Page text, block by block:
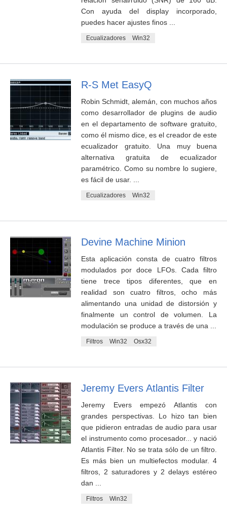
Con ayuda del display incorporado,
puedes hacer ajustes finos ...
Ecualizadores Win32
R-S Met EasyQ
Robin Schmidt, alemán, con muchos años
como desarrollador de plugins de audio
en el departamento de software gratuito,
como él mismo dice, es el creador de este
ecualizador gratuito. Una muy buena
alternativa gratuita de ecualizador
paramétrico. Como su nombre lo sugiere,
es fácil de usar. ...
Ecualizadores Win32
Devine Machine Minion
Esta aplicación consta de cuatro filtros
modulados por doce LFOs. Cada filtro
tiene trece tipos diferentes, que en
realidad son cuatro filtros, ocho más
alimentando una unidad de distorsión y
finalmente un control de volumen. La
modulación se produce a través de una ...
Filtros Win32 Osx32
Jeremy Evers Atlantis Filter
Jeremy Evers empezó Atlantis con
grandes perspectivas. Lo hizo tan bien
que pidieron entradas de audio para usar
el instrumento como procesador... y nació
Atlantis Filter. No se trata sólo de un filtro.
Es más bien un multiefectos modular. 4
filtros, 2 saturadores y 2 delays estéreo
dan ...
Filtros Win32